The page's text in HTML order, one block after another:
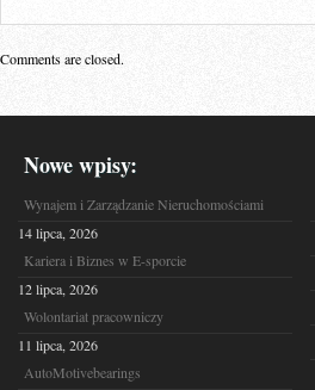
Comments are closed.
Nowe wpisy:
Wynajem i Zarządzanie Nieruchomościami
14 lipca, 2026
Kariera i Biznes w E-sporcie
12 lipca, 2026
Wolontariat pracowniczy
11 lipca, 2026
AutoMotivebearings